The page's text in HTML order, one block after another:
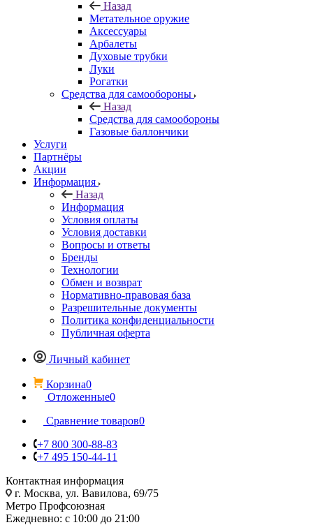
Назад
Метательное оружие
Аксессуары
Арбалеты
Духовые трубки
Луки
Рогатки
Средства для самообороны
Назад
Средства для самообороны
Газовые баллончики
Услуги
Партнёры
Акции
Информация
Назад
Информация
Условия оплаты
Условия доставки
Вопросы и ответы
Бренды
Технологии
Обмен и возврат
Нормативно-правовая база
Разрешительные документы
Политика конфиденциальности
Публичная оферта
Личный кабинет
Корзина0
Отложенные0
Сравнение товаров0
+7 800 300-88-83
+7 495 150-44-11
Контактная информация
г. Москва, ул. Вавилова, 69/75
Метро Профсоюзная
Ежедневно: с 10:00 до 21:00